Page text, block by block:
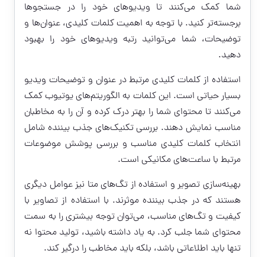
شما کمک می‌کنند تا ویدیوهای خود را در جستجوها
برجسته‌تر کنید. با توجه به اهمیت کلمات کلیدی، عنوان‌ها و
توضیحات، شما می‌توانید رتبه ویدیوهای خود را بهبود
دهید.
استفاده از کلمات کلیدی مرتبط در عنوان و توضیحات ویدیو
بسیار حیاتی است. این کلمات به الگوریتم‌های یوتیوب کمک
می‌کنند تا محتوای شما را بهتر درک کرده و آن را به مخاطبان
مناسب نمایش دهند. بررسی تکنیک‌های جذب بیننده شامل
انتخاب کلمات کلیدی مناسب و بررسی پوشش موضوعات
مرتبط با ساعت‌های مکانیکی است.
بهینه‌سازی تصویر و استفاده از تگ‌های متا نیز عوامل دیگری
هستند که در جذب بیننده موثرند. با استفاده از تصاویر با
کیفیت و تگ‌های مناسب، می‌توان توجه بیشتری را به سمت
محتوای شما جلب کرد. به یاد داشته باشید، تولید محتوا نه
تنها باید اطلاعاتی باشد، بلکه باید مخاطب را درگیر کند.